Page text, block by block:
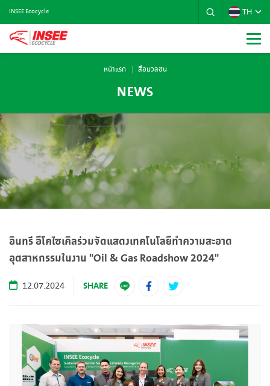
INSEE Ecocycle TH
หน้าแรก สื่อมวลชน
NEWS
อินทรี อีโคไซเคิลร่วมจัดแสดงเทคโนโลยีทำความสะอาด
อุตสาหกรรมในงาน "Oil & Gas Roadshow 2024"
12.07.2024 SHARE